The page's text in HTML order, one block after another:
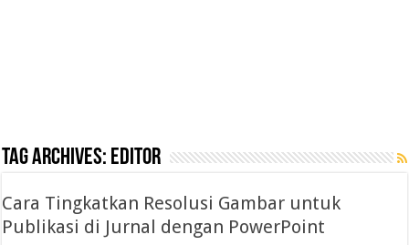
Tag Archives: editor
Cara Tingkatkan Resolusi Gambar untuk
Publikasi di Jurnal dengan PowerPoint